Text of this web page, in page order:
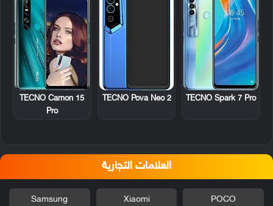
TECNO Spark 7 Pro
TECNO Pova Neo 2
TECNO Camon 15
Pro
العلامات التجارية
POCO
Xiaomi
Samsung